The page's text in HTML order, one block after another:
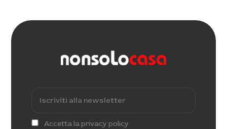
Accetta la privacy policy